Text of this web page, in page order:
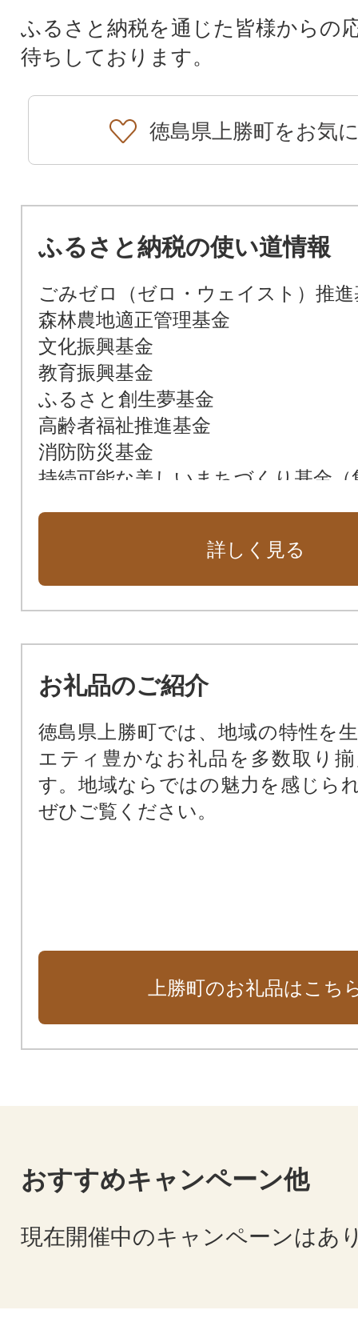
ふるさと納税を通じた皆様からの
待ちしております。
徳島県上勝町をお気
ふるさと納税の使い道情報
ごみゼロ（ゼロ・ウェイスト）推進
森林農地適正管理基金
文化振興基金
教育振興基金
ふるさと創生夢基金
高齢者福祉推進基金
消防防災基金
持続可能な美しいまちづくり基金（
詳しく見る
お礼品のご紹介
徳島県上勝町では、地域の特性を
エティ豊かなお礼品を多数取り
す。地域ならではの魅力を感じら
ぜひご覧ください。
上勝町のお礼品はこち
おすすめキャンペーン他
現在開催中のキャンペーンはあ